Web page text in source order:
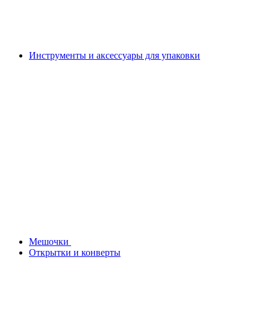
Инструменты и аксессуары для упаковки
Мешочки
Открытки и конверты